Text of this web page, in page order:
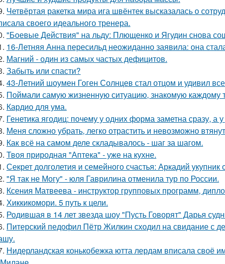
Четвёртая ракетка мира ига швёнтек высказалась о
своего идеального тренера.
"Боевые Действия" на льду: Плющенко и Ягудин снова
16-Летняя Анна пересильд неожиданно заявила: она
Магний - один из самых частых дефицитов.
Забыть или спасти?
43-Летний шоумен Гоген Солнцев стал отцом и удивил
Поймали самую жизненную ситуацию, знакомую каждому
Кардио для ума.
Генетика ягодиц: почему у одних форма заметна сразу, а у
Меня сложно убрать, легко отрастить и невозможно
Как всё на самом деле складывалось - шаг за шагом.
Твоя природная "Аптека" - уже на кухне.
Секрет долголетия и семейного счастья: Аркадий укупник
"Я так не Могу" - юля Гаврилина отменила тур по России.
Ксения Матвеева - инструктор групповых программ,
Хиккикомори. 5 путь к цели.
Родившая в 14 лет звезда шоу "Пусть Говорят" Дарья
Питерский педофил Пётр Жилкин сходил на свидание с
Нидерландская конькобежка ютта лердам вписала своё